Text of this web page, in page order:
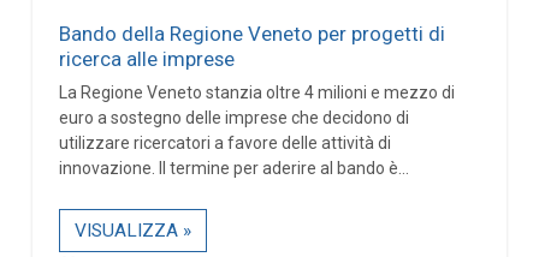
Bando della Regione Veneto per progetti di
ricerca alle imprese
La Regione Veneto stanzia oltre 4 milioni e mezzo di
euro a sostegno delle imprese che decidono di
utilizzare ricercatori a favore delle attività di
innovazione. Il termine per aderire al bando è...
VISUALIZZA »